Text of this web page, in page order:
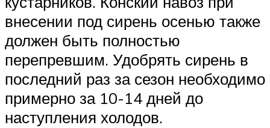
внесении под сирень осенью также
должен быть полностью
перепревшим. Удобрять сирень в
последний раз за сезон необходимо
примерно за 10-14 дней до
наступления холодов.